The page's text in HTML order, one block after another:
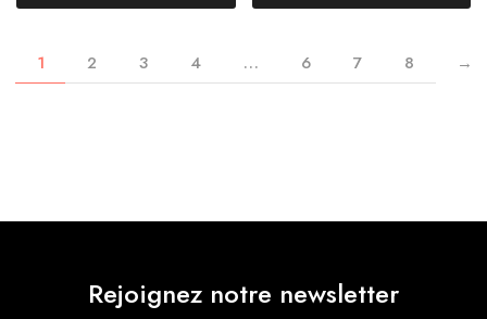
1 2 3 4 … 6 7 8 →
Rejoignez notre newsletter